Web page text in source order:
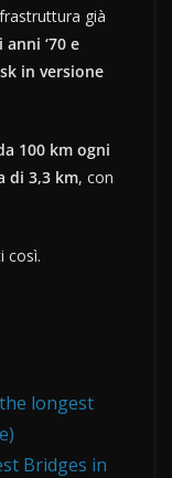
già
‘70 e
in versione
100 km ogni
di 3,3 km, con
così.
longest
Bridges in